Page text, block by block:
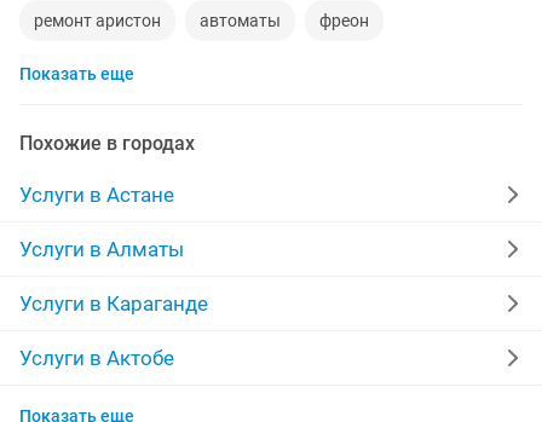
ремонт аристон автоматы фреон
заправка фреона
няня час ремонт установка
сотовые телефоны
установка windows 7
евроремонт квартир
пластиковые окна витражи
Показать еще
Похожие в городах
Услуги в Астане
Услуги в Алматы
Услуги в Караганде
Услуги в Актобе
Услуги в Семее
Показать еще